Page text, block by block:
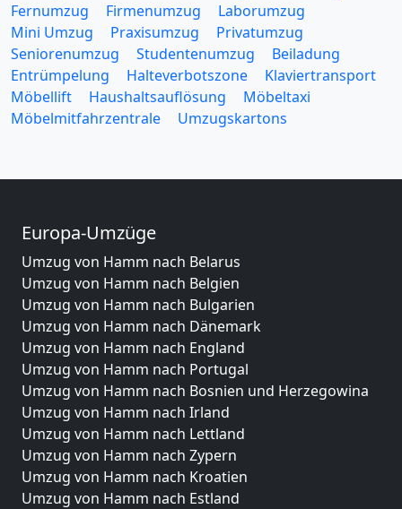
Fernumzug
Firmenumzug
Laborumzug
Mini Umzug
Praxisumzug
Privatumzug
Seniorenumzug
Studentenumzug
Beiladung
Entrümpelung
Halteverbotszone
Klaviertransport
Möbellift
Haushaltsauflösung
Möbeltaxi
Möbelmitfahrzentrale
Umzugskartons
Europa-Umzüge
Umzug von Hamm nach Belarus
Umzug von Hamm nach Belgien
Umzug von Hamm nach Bulgarien
Umzug von Hamm nach Dänemark
Umzug von Hamm nach England
Umzug von Hamm nach Portugal
Umzug von Hamm nach Bosnien und Herzegowina
Umzug von Hamm nach Irland
Umzug von Hamm nach Lettland
Umzug von Hamm nach Zypern
Umzug von Hamm nach Kroatien
Umzug von Hamm nach Estland